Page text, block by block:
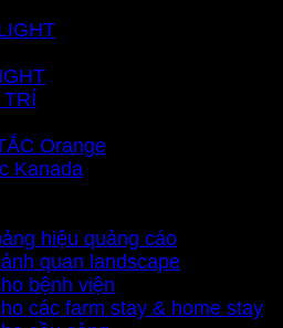
Orange
Kanada
hiệu quảng cáo
quan landscape
bệnh viện
các farm stay & home stay